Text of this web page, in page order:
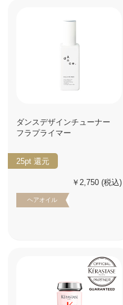
ダンスデザインチューナー
フラプライマー
25pt 還元
￥2,750 (税込)
ヘアオイル